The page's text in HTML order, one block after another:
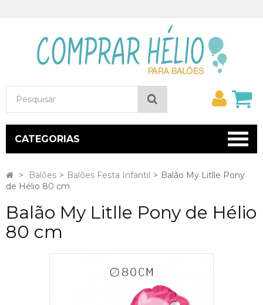
conta
CATEGORIAS
> Balões > Balões Festa Infantil > Balão My Litlle Pony
de Hélio 80 cm
Balão My Litlle Pony de Hélio
80 cm